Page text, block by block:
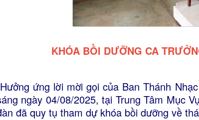
KHÓA BỒI DƯỠNG CA
Hưởng ứng lời mời gọi của Ban Thánh
ngày 04/08/2025, tại Trung Tâm Mục
đã quy tụ tham dự khóa bồi dưỡng về